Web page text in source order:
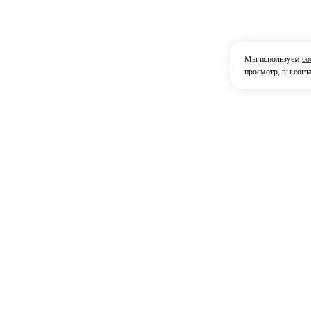
Мы используем
просмотр, вы